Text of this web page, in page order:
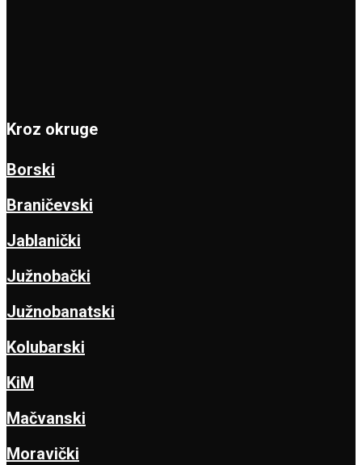
Kroz okruge
Borski
Braničevski
Jablanički
Južnobački
Južnobanatski
Kolubarski
KiM
Mačvanski
Moravički